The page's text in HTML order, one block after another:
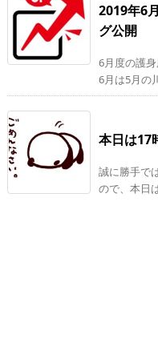
2019年6
グ公開
6月度の護
6月は5月の
本日は17
誠に勝手で
ので、本日